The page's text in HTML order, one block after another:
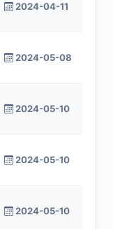
2024-04-11
2024-05-08
2024-05-10
2024-05-10
2024-05-10